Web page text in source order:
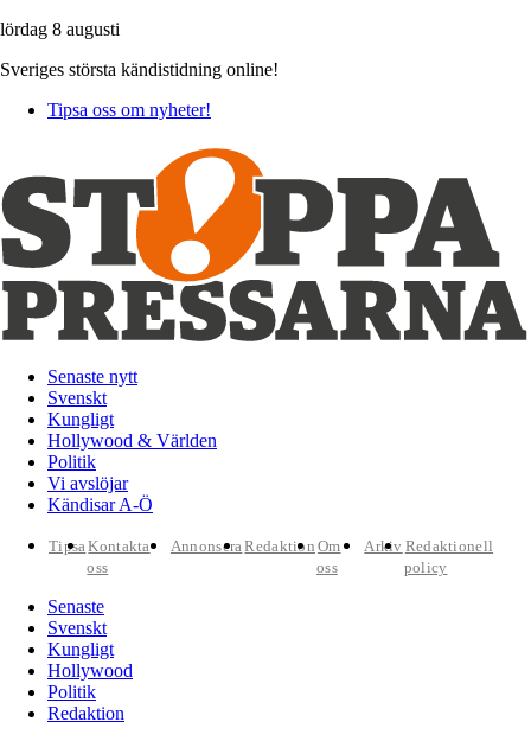
lördag 8 augusti
Sveriges största kändistidning online!
Tipsa oss om nyheter!
Senaste nytt
Svenskt
Kungligt
Hollywood & Världen
Politik
Vi avslöjar
Kändisar A-Ö
TipsaKontakta
oss
AnnonseraRedaktion Om
oss
Arkiv Redaktionell
policy
Senaste
Svenskt
Kungligt
Hollywood
Politik
Redaktion